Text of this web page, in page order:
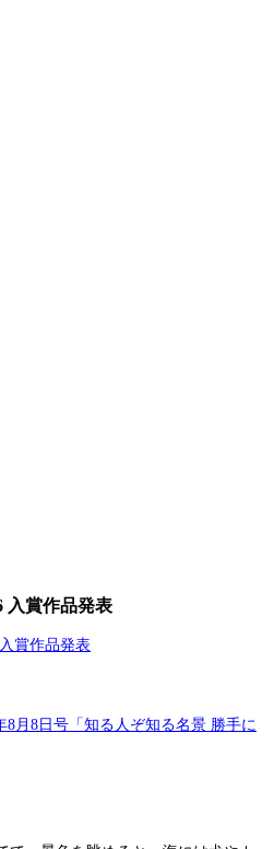
入賞作品発表